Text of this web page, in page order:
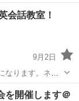
会話教室！
9月2日
なります。ネイ
を開催します＠